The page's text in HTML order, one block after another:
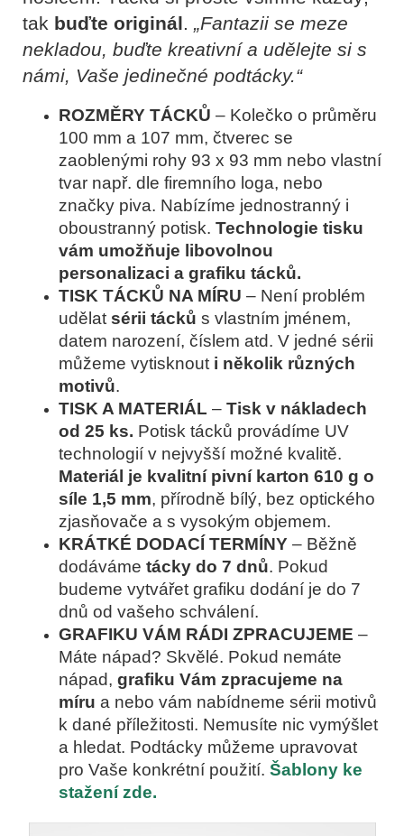
tak buďte originál. „Fantazii se meze
nekladou, buďte kreativní a udělejte si s
námi, Vaše jedinečné podtácky.“
ROZMĚRY TÁCKŮ – Kolečko o průměru
100 mm a 107 mm, čtverec se
zaoblenými rohy 93 x 93 mm nebo vlastní
tvar např. dle firemního loga, nebo
značky piva. Nabízíme jednostranný i
oboustranný potisk. Technologie tisku
vám umožňuje libovolnou
personalizaci a grafiku tácků.
TISK TÁCKŮ NA MÍRU – Není problém
udělat sérii tácků s vlastním jménem,
datem narození, číslem atd. V jedné sérii
můžeme vytisknout i několik různých
motivů.
TISK A MATERIÁL – Tisk v nákladech
od 25 ks. Potisk tácků provádíme UV
technologií v nejvyšší možné kvalitě.
Materiál je kvalitní pivní karton 610 g o
síle 1,5 mm, přírodně bílý, bez optického
zjasňovače a s vysokým objemem.
KRÁTKÉ DODACÍ TERMÍNY – Běžně
dodáváme tácky do 7 dnů. Pokud
budeme vytvářet grafiku dodání je do 7
dnů od vašeho schválení.
GRAFIKU VÁM RÁDI ZPRACUJEME –
Máte nápad? Skvělé. Pokud nemáte
nápad, grafiku Vám zpracujeme na
míru a nebo vám nabídneme sérii motivů
k dané příležitosti. Nemusíte nic vymýšlet
a hledat. Podtácky můžeme upravovat
pro Vaše konkrétní použití. Šablony ke
stažení zde.